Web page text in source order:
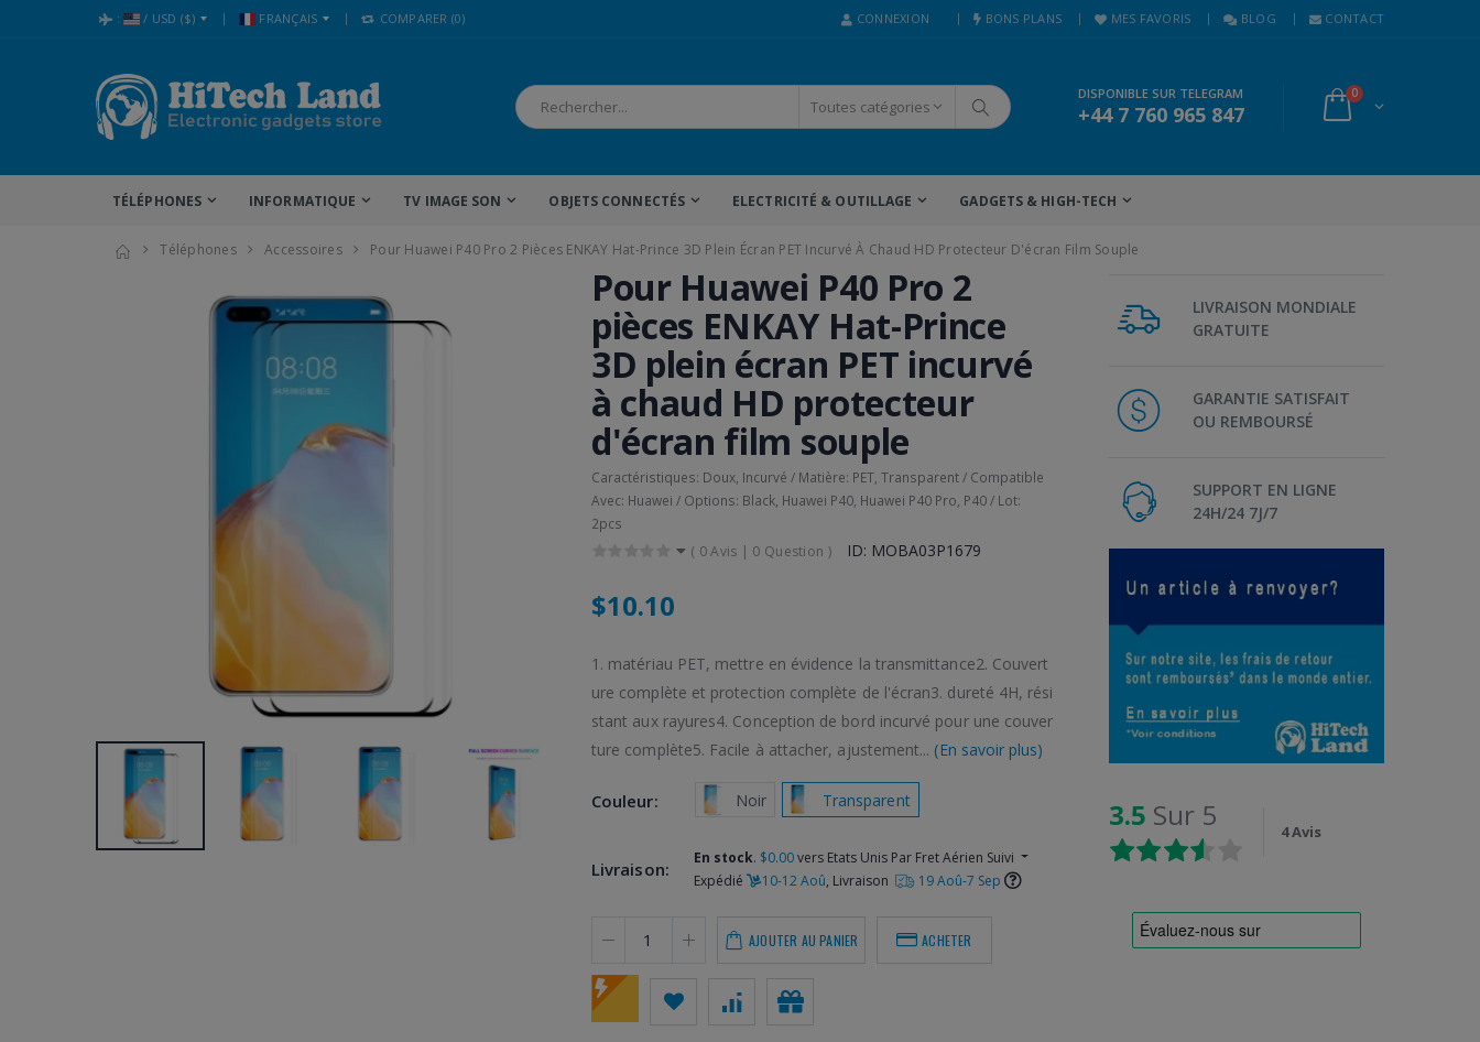
: / USD ($) FRANÇAIS COMPARER (0) CONNEXION BONS PLANS MES FAVORIS BLOG CONTACT
DISPONIBLE SUR TELEGRAM
+44 7 760 965 847
0
TÉLÉPHONES INFORMATIQUE TV IMAGE SON OBJETS CONNECTÉS ELECTRICITÉ & OUTILLAGE GADGETS & HIGH-TECH
Téléphones Accessoires Pour Huawei P40 Pro 2 Pièces ENKAY Hat-Prince 3D Plein Écran PET Incurvé À Chaud HD Protecteur D'écran Film Souple
Pour Huawei P40 Pro 2
pièces ENKAY Hat-Prince
3D plein écran PET incurvé
à chaud HD protecteur
d'écran film souple
Caractéristiques: Doux, Incurvé / Matière: PET, Transparent / Compatible
Avec: Huawei / Options: Black, Huawei P40, Huawei P40 Pro, P40 / Lot:
2pcs
( 0 Avis | 0 Question ) ID: MOBA03P1679
$10.10
1. matériau PET, mettre en évidence la transmittance2. Couvert
ure complète et protection complète de l'écran3. dureté 4H, rési
stant aux rayures4. Conception de bord incurvé pour une couver
ture complète5. Facile à attacher, ajustement... (En savoir plus)
Couleur: Noir Transparent
Livraison:
En stock. $0.00vers Etats Unis Par Fret Aérien Suivi
Expédié
10-12 Aoû, Livraison 19 Aoû-7 Sep
AJOUTER AU PANIER ACHETER
LIVRAISON MONDIALE
GRATUITE
GARANTIE SATISFAIT
OU REMBOURSÉ
SUPPORT EN LIGNE
24H/24 7J/7
3.5 Sur 5 4 Avis